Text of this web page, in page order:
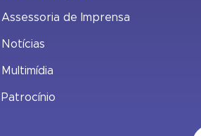
Assessoria de Imprensa
Notícias
Multimídia
Patrocínio